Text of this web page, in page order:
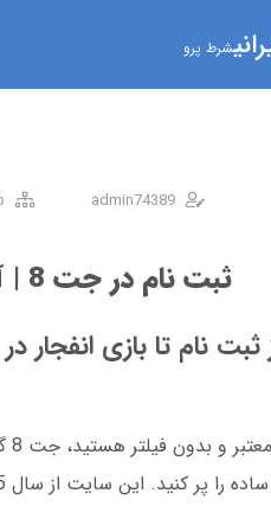
شرط پرو
admin74389
ثبت نام در جت 8 | آدرس جدید بدون فیلتر